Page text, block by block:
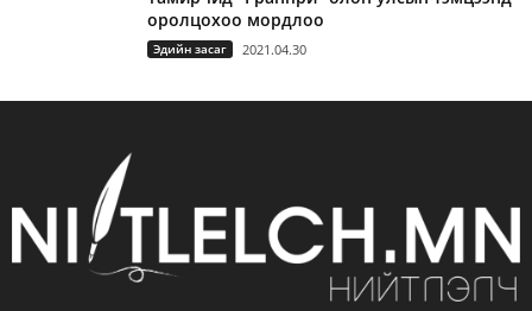
оролцохоо мордлоо
Эдийн засаг 2021.04.30